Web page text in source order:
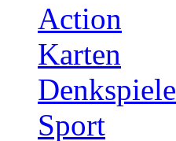
Action
Karten
Denkspiele
Sport